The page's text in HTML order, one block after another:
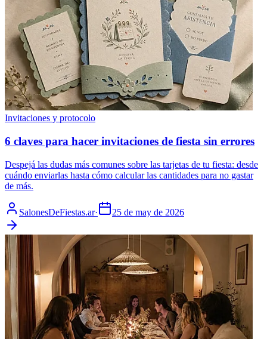
Invitaciones y protocolo
6 claves para hacer invitaciones de fiesta sin errores
Despejá las dudas más comunes sobre las tarjetas de tu fiesta: desde
cuándo enviarlas hasta cómo calcular las cantidades para no gastar
de más.
SalonesDeFiestas.ar· 25 de may de 2026